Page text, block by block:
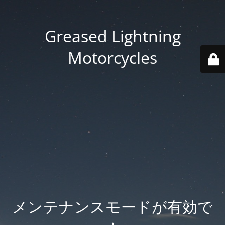
Greased Lightning
Motorcycles
メンテナンスモードが有効で